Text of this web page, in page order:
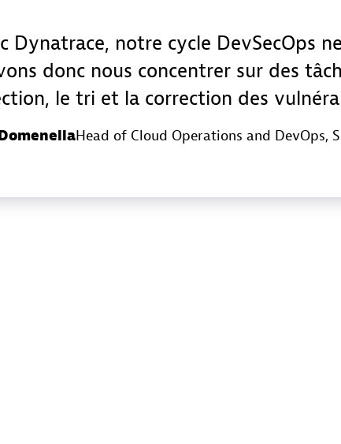
Dynatrace, notre cycle DevSecOps
donc nous concentrer sur des
le tri et la correction des
Head of Cloud Operations and DevOps,